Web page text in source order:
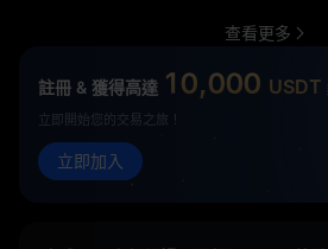
查看更多
註冊 & 獲得高達 10,000 USDT
立即開始您的交易之旅！
立即加入